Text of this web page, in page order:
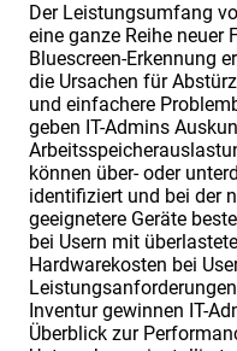
Der Leistungsumfang
eine ganze Reihe neuer
Bluescreen-Erkennung
die Ursachen für
und einfachere
geben IT-Admins
können über- oder
identifiziert und bei der
geeignetere Geräte
bei Usern mit
Hardwarekosten bei
Inventur gewinnen IT-
Überblick zur